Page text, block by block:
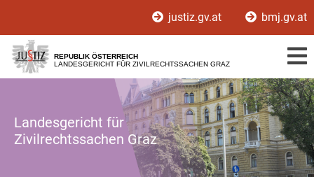
[1]
[2]
[3]
justiz.gv.at bmj.gv.at
REPUBLIK ÖSTERREICH
LANDESGERICHT FÜR ZIVILRECHTSSACHEN GRAZ
Landesgericht für
Zivilrechtssachen Graz